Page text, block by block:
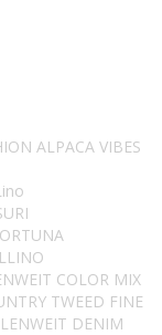
ALPACA VIBES
COLOR MIX
TWEED FINE
DENIM